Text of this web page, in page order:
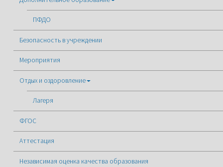
ПФДО
Безопасность в учреждении
Мероприятия
Отдых и оздоровление
Лагеря
ФГОС
Аттестация
Независимая оценка качества образования